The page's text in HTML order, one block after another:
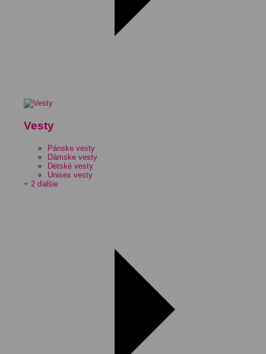
Vesty
Pánske vesty
Dámske vesty
Detské vesty
Unisex vesty
+ 2 ďalšie